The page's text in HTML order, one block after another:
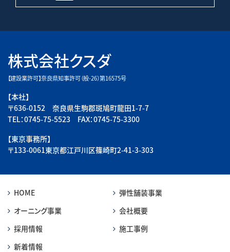
株式会社クスダ
【建設業許可】奈良県知事許可（般-26）第16575号
【本社】
〒636-0152 奈良県生駒郡斑鳩町龍田1-7-7
TEL：0745-75-5523 FAX：0745-75-3300
【東京事務所】
〒133-0061東京都江戸川区篠崎町2-41-3-303
HOME
弾性舗装事業
オーニング事業
会社概要
採用情報
施工事例
新着情報